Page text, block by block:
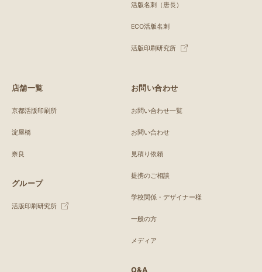
活版名刺（唐長）
ECO活版名刺
活版印刷研究所
店舗一覧
京都活版印刷所
淀屋橋
奈良
グループ
活版印刷研究所
お問い合わせ
お問い合わせ一覧
お問い合わせ
見積り依頼
提携のご相談
学校関係・デザイナー様
一般の方
メディア
Q&A